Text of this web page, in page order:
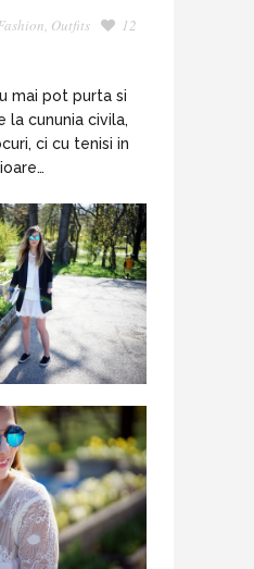
, Outfits
12
mai pot purta si
la cununia civila,
ci cu tenisi in